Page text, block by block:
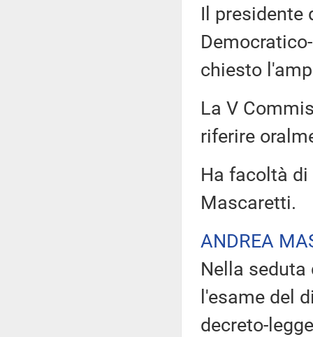
Il presidente
chiesto
La V
riferire
Ha facoltà
Mascaretti.
ANDREA
Nella seduta
l'esame del
decreto-